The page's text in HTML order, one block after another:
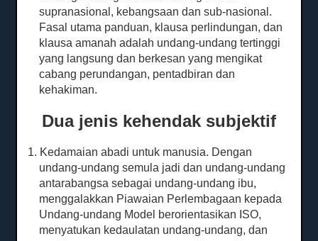
supranasional, kebangsaan dan sub-nasional.
Fasal utama panduan, klausa perlindungan, dan
klausa amanah adalah undang-undang tertinggi
yang langsung dan berkesan yang mengikat
cabang perundangan, pentadbiran dan
kehakiman.
Dua jenis kehendak subjektif
1. Kedamaian abadi untuk manusia. Dengan
undang-undang semula jadi dan undang-undang
antarabangsa sebagai undang-undang ibu,
menggalakkan Piawaian Perlembagaan kepada
Undang-undang Model berorientasikan ISO,
menyatukan kedaulatan undang-undang, dan